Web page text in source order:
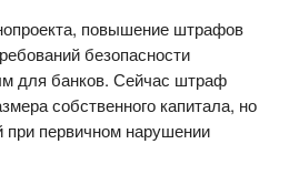
повышение штрафов
безопасности
для банков. Сейчас штраф
собственного капитала, но
при первичном нарушении